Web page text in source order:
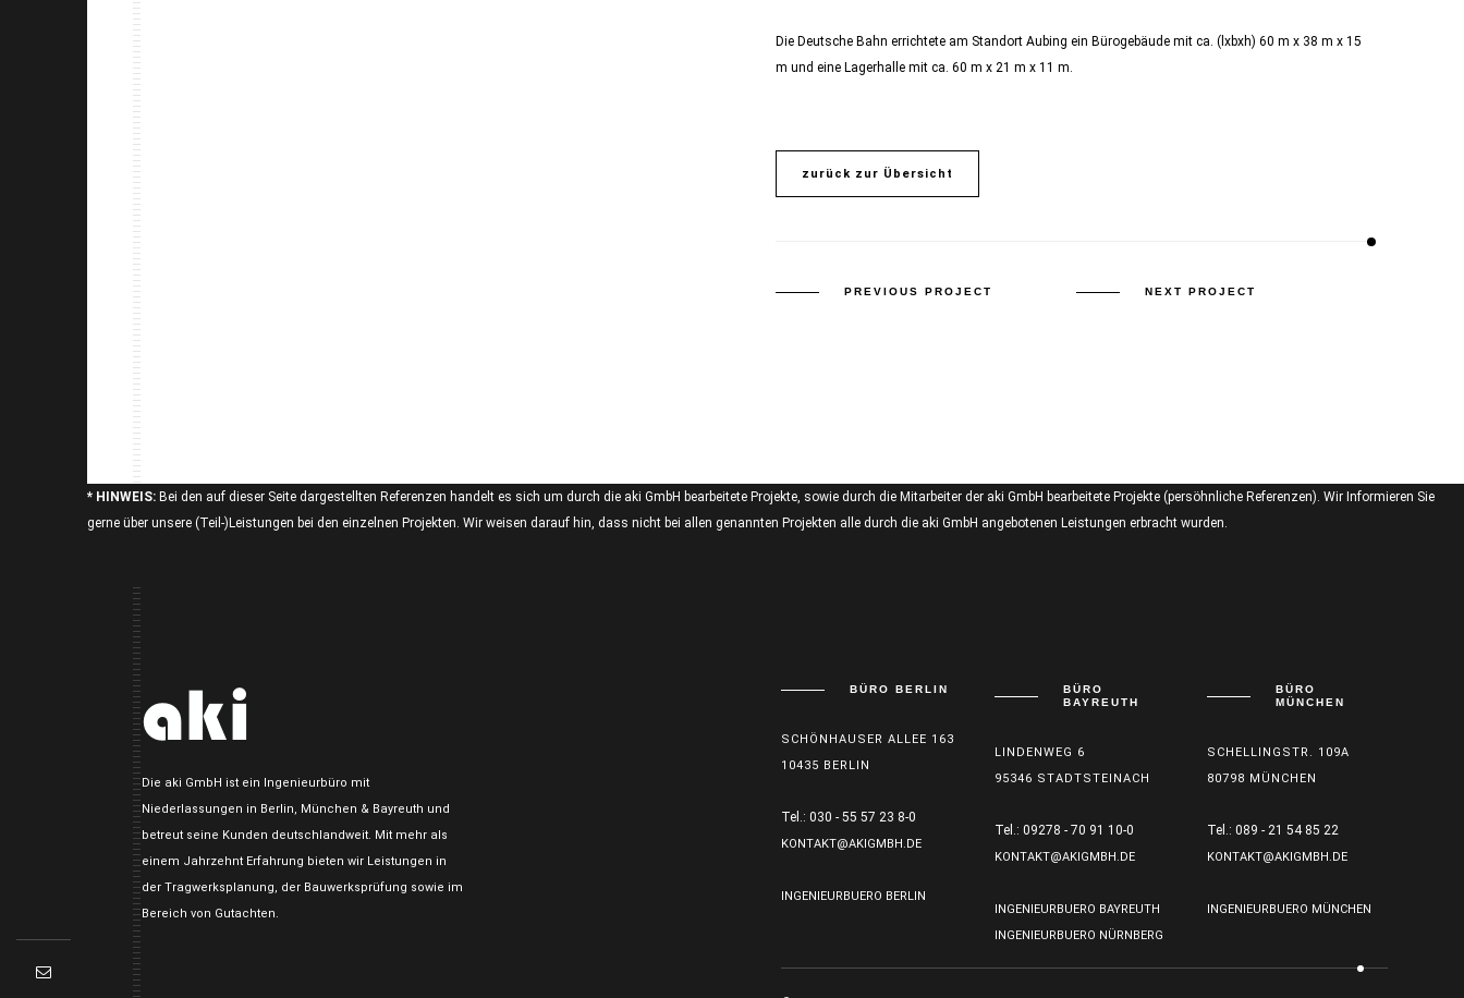
Die Deutsche Bahn errichtete am Standort Aubing ein Bürogebäude mit ca. (lxbxh) 60 m x 38 m x 15
m und eine Lagerhalle mit ca. 60 m x 21 m x 11 m.
zurück zur Übersicht
PREVIOUS PROJECT NEXT PROJECT
* HINWEIS: Bei den auf dieser Seite dargestellten Referenzen handelt es sich um durch die aki GmbH bearbeitete Projekte, sowie durch die Mitarbeiter der aki GmbH bearbeitete Projekte (persöhnliche Referenzen). Wir Informieren Sie
gerne über unsere (Teil-)Leistungen bei den einzelnen Projekten. Wir weisen darauf hin, dass nicht bei allen genannten Projekten alle durch die aki GmbH angebotenen Leistungen erbracht wurden.
Die aki GmbH ist ein Ingenieurbüro mit
Niederlassungen in Berlin, München & Bayreuth und
betreut seine Kunden deutschlandweit. Mit mehr als
einem Jahrzehnt Erfahrung bieten wir Leistungen in
der Tragwerksplanung, der Bauwerksprüfung sowie im
Bereich von Gutachten.
BÜRO BERLIN
SCHÖNHAUSER ALLEE 163
10435 BERLIN
Tel.: 030 - 55 57 23 8-0
KONTAKT@AKIGMBH.DE
INGENIEURBUERO BERLIN
BÜRO
BAYREUTH
LINDENWEG 6
95346 STADTSTEINACH
Tel.: 09278 - 70 91 10-0
KONTAKT@AKIGMBH.DE
INGENIEURBUERO BAYREUTH
INGENIEURBUERO NÜRNBERG
BÜRO
MÜNCHEN
SCHELLINGSTR. 109A
80798 MÜNCHEN
Tel.: 089 - 21 54 85 22
KONTAKT@AKIGMBH.DE
INGENIEURBUERO MÜNCHEN